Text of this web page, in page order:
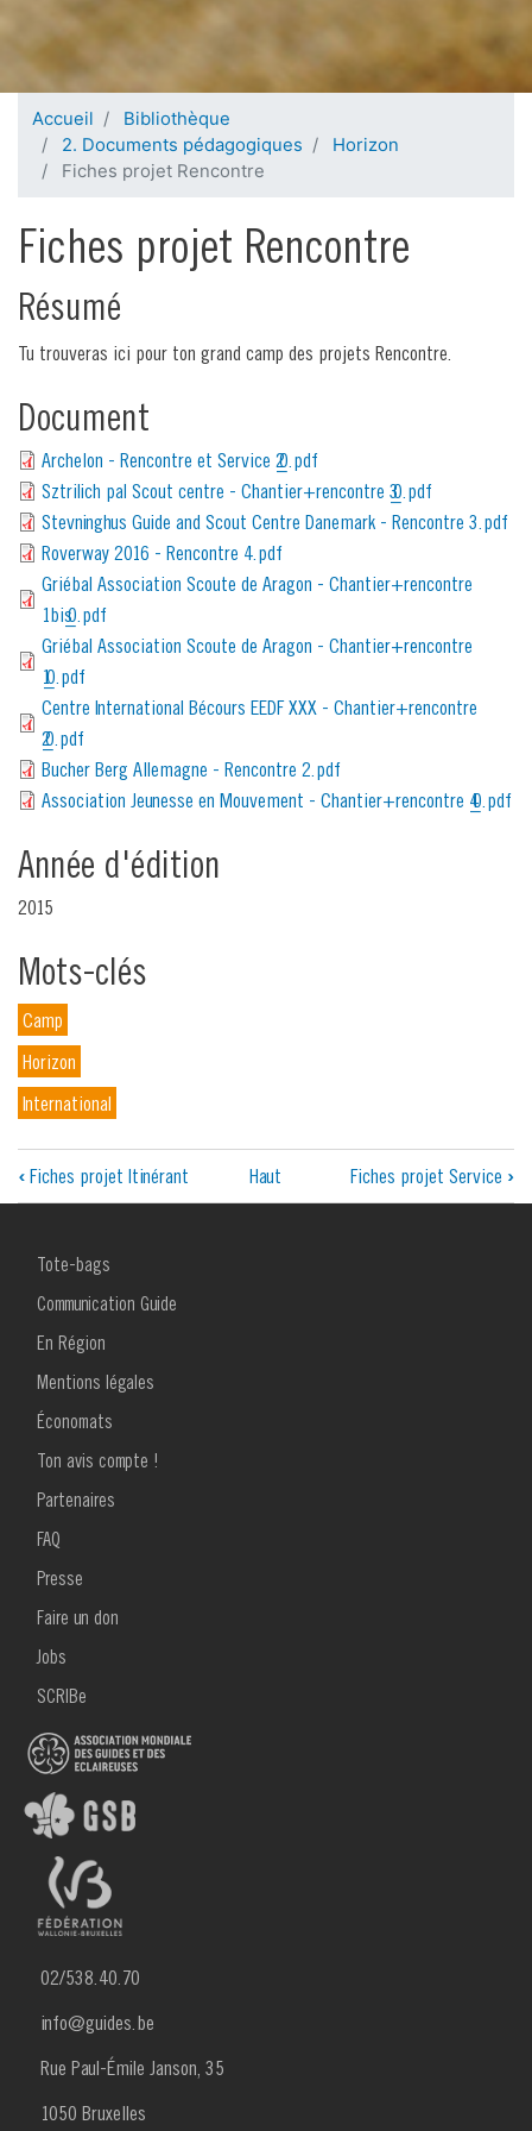
Accueil
Bibliothèque
2. Documents pédagogiques
Horizon
Fiches projet Rencontre
Fiches projet Rencontre
Résumé
Tu trouveras ici pour ton grand camp des projets Rencontre.
Document
Archelon - Rencontre et Service 2_0.pdf
Sztrilich pal Scout centre - Chantier+rencontre 3_0.pdf
Stevninghus Guide and Scout Centre Danemark - Rencontre 3.pdf
Roverway 2016 - Rencontre 4.pdf
Griébal Association Scoute de Aragon - Chantier+rencontre
1bis_0.pdf
Griébal Association Scoute de Aragon - Chantier+rencontre
1_0.pdf
Centre International Bécours EEDF XXX - Chantier+rencontre
2_0.pdf
Bucher Berg Allemagne - Rencontre 2.pdf
Association Jeunesse en Mouvement - Chantier+rencontre 4_0.pdf
Année d'édition
2015
Mots-clés
Camp
Horizon
International
Liens
transversaux
de
livre
pour
Fiches
projet
Rencontre
‹Fiches projet Itinérant Haut Fiches projet Service ›
MENU
FOOTER
Tote-bags
Communication Guide
En Région
Mentions légales
Économats
Ton avis compte !
MENU
FOOTER
Partenaires
FAQ
Presse
Faire un don
Jobs
SCRIBe
02/538.40.70
info@guides.be
Rue Paul-Émile Janson, 35
1050 Bruxelles